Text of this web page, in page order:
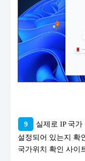
9
실제로 IP 국
설정되어 있는지 확
국가위치 확인 사이